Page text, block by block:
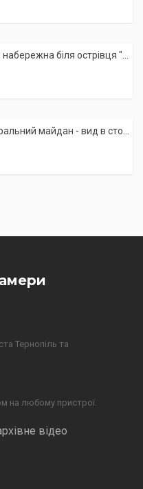
Тернопіль та
на любому пристрої.
відео